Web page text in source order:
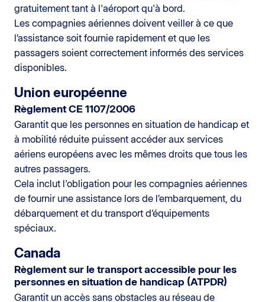
gratuitement tant à l'aéroport qu'à bord.
Les compagnies aériennes doivent veiller à ce que
l’assistance soit fournie rapidement et que les
passagers soient correctement informés des services
disponibles.
Union européenne
Règlement CE 1107/2006
Garantit que les personnes en situation de handicap et
à mobilité réduite puissent accéder aux services
aériens européens avec les mêmes droits que tous les
autres passagers.
Cela inclut l'obligation pour les compagnies aériennes
de fournir une assistance lors de l’embarquement, du
débarquement et du transport d’équipements
spéciaux.
Canada
Règlement sur le transport accessible pour les
personnes en situation de handicap (ATPDR)
Garantit un accès sans obstacles au réseau de